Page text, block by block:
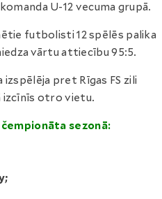
U-12 vecuma grupā.
futbolisti 12 spēlēs palika
vārtu attiecību 95:5.
pret Rīgas FS zili
izcīnīs otro vietu.
sezonā: